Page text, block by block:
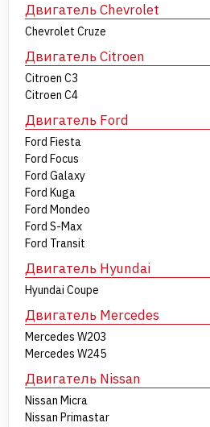
Двигатель Chevrolet
Chevrolet Cruze
Двигатель Citroen
Citroen C3
Citroen C4
Двигатель Ford
Ford Fiesta
Ford Focus
Ford Galaxy
Ford Kuga
Ford Mondeo
Ford S-Max
Ford Transit
Двигатель Hyundai
Hyundai Coupe
Двигатель Mercedes
Mercedes W203
Mercedes W245
Двигатель Nissan
Nissan Micra
Nissan Primastar